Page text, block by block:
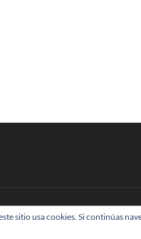
| Diseñado por:Theme
sitio usa cookies. Si continúas